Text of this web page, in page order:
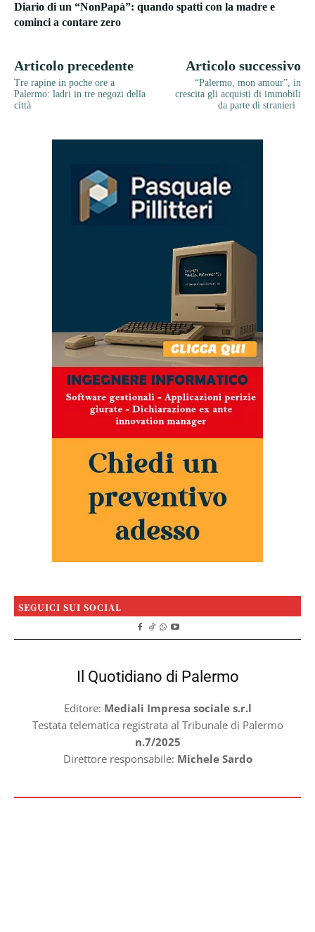
Diario di un “NonPapà”: quando spatti con la madre e
cominci a contare zero
Articolo precedente
Tre rapine in poche ore a
Palermo: ladri in tre negozi della
città
Articolo successivo
“Palermo, mon amour”, in
crescita gli acquisti di immobili
da parte di stranieri
SEGUICI SUI SOCIAL
Il Quotidiano di Palermo
Editore: Mediali Impresa sociale s.r.l
Testata telematica registrata al Tribunale di Palermo
n.7/2025
Direttore responsabile: Michele Sardo